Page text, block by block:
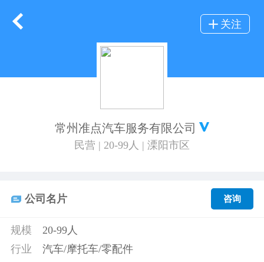
关注
常州准点汽车服务有限公司
民营 | 20-99人 | 溧阳市区
公司名片 咨询
规模
20-99人
行业
汽车/摩托车/零配件